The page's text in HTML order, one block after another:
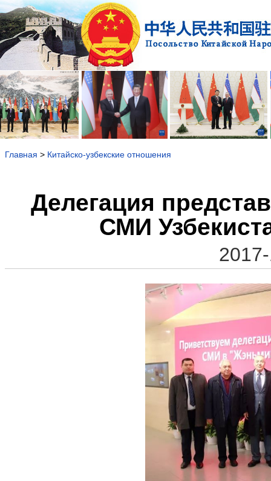
Главная > Китайско-узбекские отношения
Делегация
СМИ